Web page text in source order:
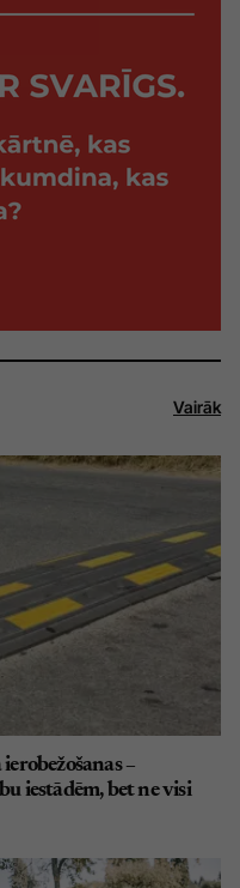
Vairāk
–
iestādēm, bet ne visi